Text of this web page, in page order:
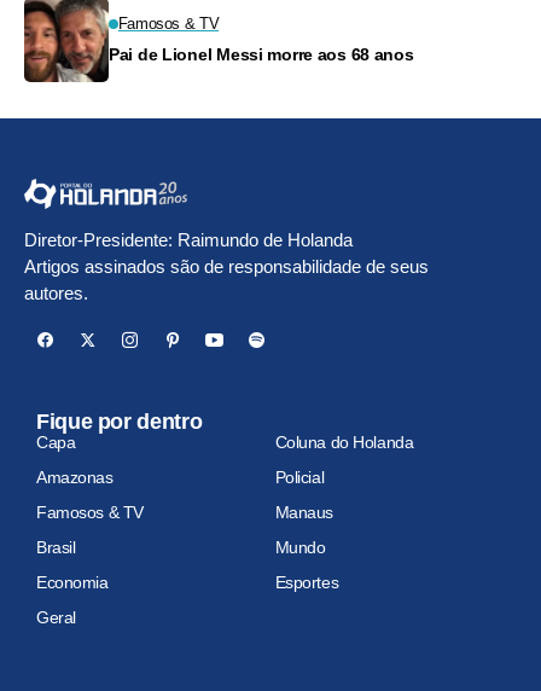
Famosos & TV
Pai de Lionel Messi morre aos 68 anos
Diretor-Presidente: Raimundo de Holanda
Artigos assinados são de responsabilidade de seus
autores.
Fique por dentro
Capa
Coluna do Holanda
Amazonas
Policial
Famosos & TV
Manaus
Brasil
Mundo
Economia
Esportes
Geral